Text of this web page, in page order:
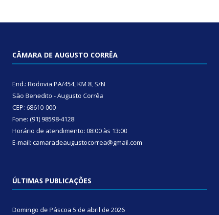
CÂMARA DE AUGUSTO CORRÊA
End.: Rodovia PA/454, KM 8, S/N
São Benedito - Augusto Corrêa
CEP: 68610-000
Fone: (91) 98598-4128
Horário de atendimento: 08:00 às 13:00
E-mail: camaradeaugustocorrea@gmail.com
ÚLTIMAS PUBLICAÇÕES
Domingo de Páscoa 5 de abril de 2026